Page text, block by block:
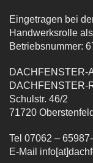
Eingetragen bei
Handwerksrolle
Betriebsnummer:
DACHFENSTER-
DACHFENSTER-
Schulstr. 46/2
71720
Tel 07062 –
E-Mail